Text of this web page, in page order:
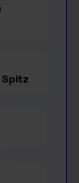
Spitz